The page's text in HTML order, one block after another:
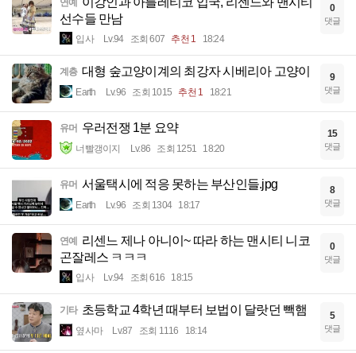
연예
선수들 만남
입사 Lv.94 조회 607 추천 1 18:24
0
댓글
계층 대형 숲고양이계의 최강자 시베리아 고양이
Earth Lv.96 조회 1015 추천 1 18:21
9
댓글
유머 우러전쟁 1분 요약
너빨갱이지 Lv.86 조회 1251 18:20
15
댓글
유머 서울택시에 적응 못하는 부산인들.jpg
Earth Lv.96 조회 1304 18:17
8
댓글
연예
리센느 제나 아니이~ 따라 하는 맨시티 니코
곤잘레스 ㅋㅋㅋ
입사 Lv.94 조회 616 18:15
0
댓글
기타 초등학교 4학년 때부터 보법이 달랏던 빽햄
옆사마 Lv.87 조회 1116 18:14
5
댓글